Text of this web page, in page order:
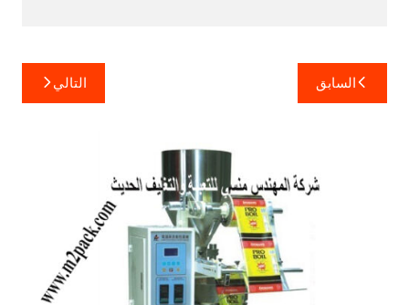
تصفّح
المقالات
السابق التالي